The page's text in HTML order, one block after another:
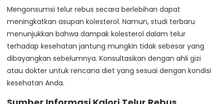
Mengonsumsi telur rebus secara berlebihan dapat
meningkatkan asupan kolesterol. Namun, studi terbaru
menunjukkan bahwa dampak kolesterol dalam telur
terhadap kesehatan jantung mungkin tidak sebesar yang
dibayangkan sebelumnya. Konsultasikan dengan ahli gizi
atau dokter untuk rencana diet yang sesuai dengan kondisi
kesehatan Anda.